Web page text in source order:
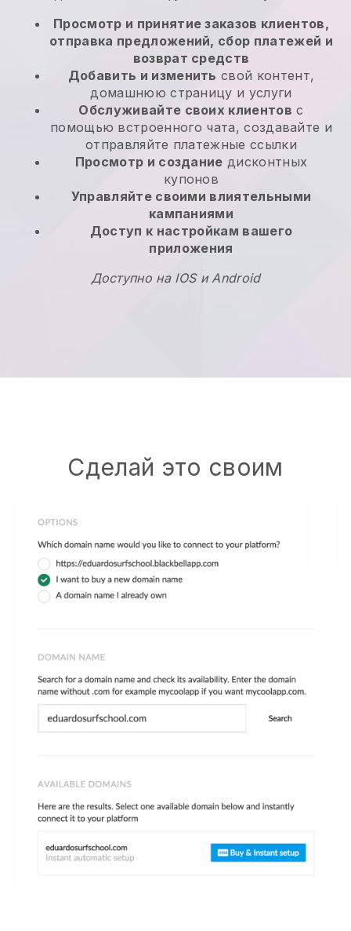
Просмотр и принятие заказов клиентов,
отправка предложений, сбор платежей и
возврат средств
Добавить и изменить свой контент,
домашнюю страницу и услуги
Обслуживайте своих клиентов с
помощью встроенного чата, создавайте и
отправляйте платежные ссылки
Просмотр и создание дисконтных
купонов
Управляйте своими влиятельными
кампаниями
Доступ к настройкам вашего
приложения
Доступно на IOS и Android
Сделай это своим